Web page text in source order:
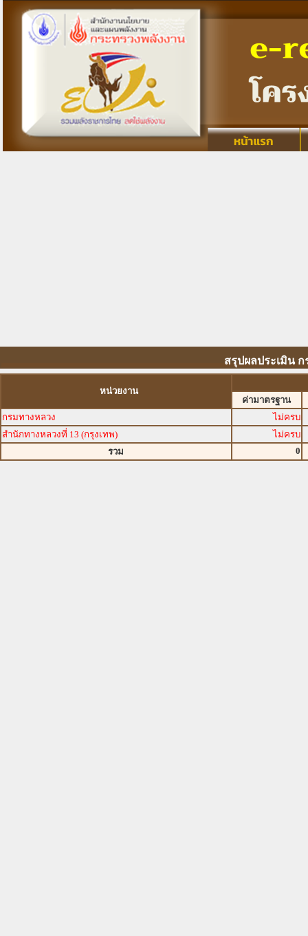
สรุปผลประเมิน ก
หน่วยงาน
ค่ามาตรฐาน
กรมทางหลวง
ไม่ครบ
สำนักทางหลวงที่ 13 (กรุงเทพ)
ไม่ครบ
รวม
0